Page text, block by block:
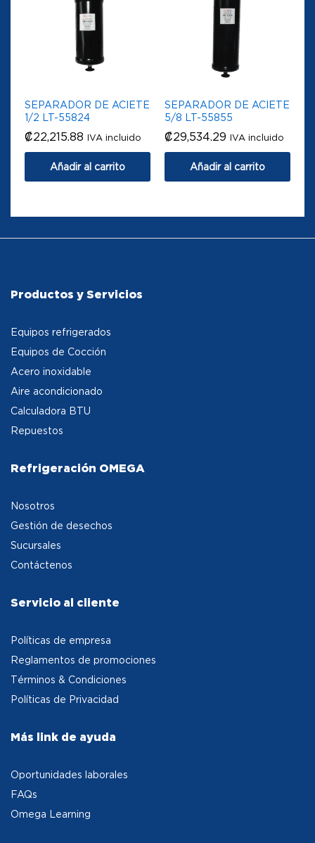
SEPARADOR DE ACIETE
1/2 LT-55824
₡22,215.88 IVA incluido
Añadir al carrito
SEPARADOR DE ACIETE
5/8 LT-55855
₡29,534.29 IVA incluido
Añadir al carrito
Productos y Servicios
Equipos refrigerados
Equipos de Cocción
Acero inoxidable
Aire acondicionado
Calculadora BTU
Repuestos
Refrigeración OMEGA
Nosotros
Gestión de desechos
Sucursales
Contáctenos
Servicio al cliente
Políticas de empresa
Reglamentos de promociones
Términos & Condiciones
Políticas de Privacidad
Más link de ayuda
Oportunidades laborales
FAQs
Omega Learning